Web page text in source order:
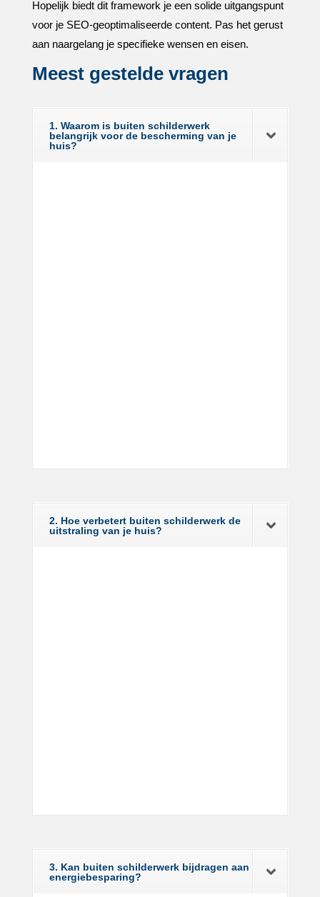
Hopelijk biedt dit framework je een solide uitgangspunt
voor je SEO-geoptimaliseerde content.​ Pas het gerust
aan naargelang je specifieke wensen en eisen.​
Meest gestelde vragen
1. Waarom is buiten schilderwerk
belangrijk voor de bescherming van je
huis?
2. Hoe verbetert buiten schilderwerk de
uitstraling van je huis?
3. Kan buiten schilderwerk bijdragen aan
energiebesparing?